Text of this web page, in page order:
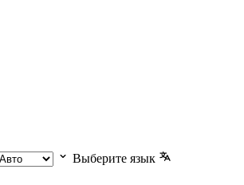
Выберите язык